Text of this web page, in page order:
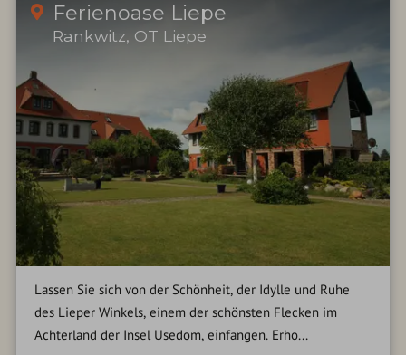
Ferienoase Liepe
Rankwitz, OT Liepe
Lassen Sie sich von der Schönheit, der Idylle und Ruhe
des Lieper Winkels, einem der schönsten Flecken im
Achterland der Insel Usedom, einfangen. Erho...